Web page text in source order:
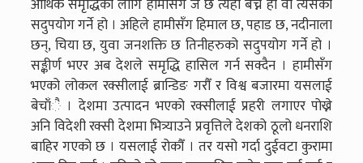
आर्थिक समृद्धिका लागि हामीसँग जे छ त्यही बेच्ने हो वा त्यसको
सदुपयोग गर्ने हो । अहिले हामीसँग हिमाल छ, पहाड छ, नदीनाला
छन्, चिया छ, युवा जनशक्ति छ तिनीहरुको सदुपयोग गर्ने हो ।
सङ्कीर्ण भएर अब देशले समृद्धि हासिल गर्न सक्दैन । हामीसँग
भएको लोकल रक्सीलाई ब्रान्डिङ गरौँ र विश्व बजारमा यसलाई
बेचाँै । देशमा उत्पादन भएको रक्सीलाई प्रहरी लगाएर पोख्ने
अनि विदेशी रक्सी देशमा भित्र्याउने प्रवृत्तिले देशको ठूलो धनराशि
बाहिर गएको छ । यसलाई रोकौँ । तर यसो गर्दा दुईवटा कुरामा